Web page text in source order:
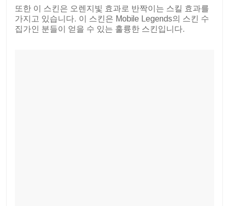
또한 이 스킨은 오렌지빛 효과로 반짝이는 스킬 효과를
가지고 있습니다. 이 스킨은 Mobile Legends의 스킨 수
집가인 분들이 얻을 수 있는 훌륭한 스킨입니다.